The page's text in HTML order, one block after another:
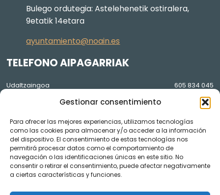
Gestionar consentimiento
Para ofrecer las mejores experiencias, utilizamos tecnologías
como las cookies para almacenar y/o acceder a la información
del dispositivo. El consentimiento de estas tecnologías nos
permitirá procesar datos como el comportamiento de
navegación o las identificaciones únicas en este sitio. No
consentir o retirar el consentimiento, puede afectar negativamente
a ciertas características y funciones.
Bulego ordutegia: Astelehenetik ostiralera,
9etatik 14etara
ayuntamiento@noain.es
TELEFONO AIPAGARRIAK
Udaltzaingoa
605 834 045
948 36 81 56
Lorezaintza eta Agenda Local
2030
948 074 848
GARDENTASUNA
YouTube osoko bilkura bideoak